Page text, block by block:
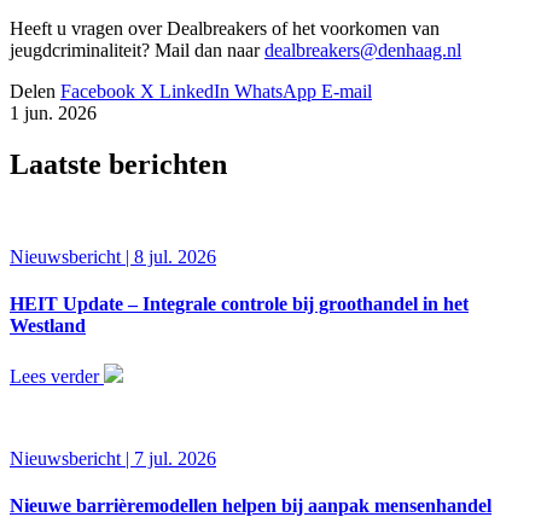
Heeft u vragen over Dealbreakers of het voorkomen van
jeugdcriminaliteit? Mail dan naardealbreakers@denhaag.nl
Delen Facebook X LinkedIn WhatsApp E-mail
1 jun. 2026
Laatste berichten
Nieuwsbericht | 8 jul. 2026
HEIT Update – Integrale controle bij groothandel in het
Westland
Lees verder
Nieuwsbericht | 7 jul. 2026
Nieuwe barrièremodellen helpen bij aanpak mensenhandel